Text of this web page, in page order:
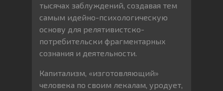
тысячах заблуждений, создавая тем
самым идейно-психологическую
основу для релятивистско-
потребительски фрагментарных
сознания и деятельности.
Капитализм, «изготовляющий»
человека по своим лекалам, уродует,